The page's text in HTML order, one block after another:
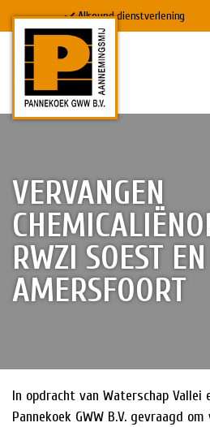
DIENSTEN
DOWNLOADS
MVO & VEILIGHEID
PROJECTEN
HISTORIE
Allround dienstverlening
VERVANGEN
RWZI SOEST
AMERSFOORT
In opdracht van Waterschap Vallei
Pannekoek GWW B.V. gevraagd